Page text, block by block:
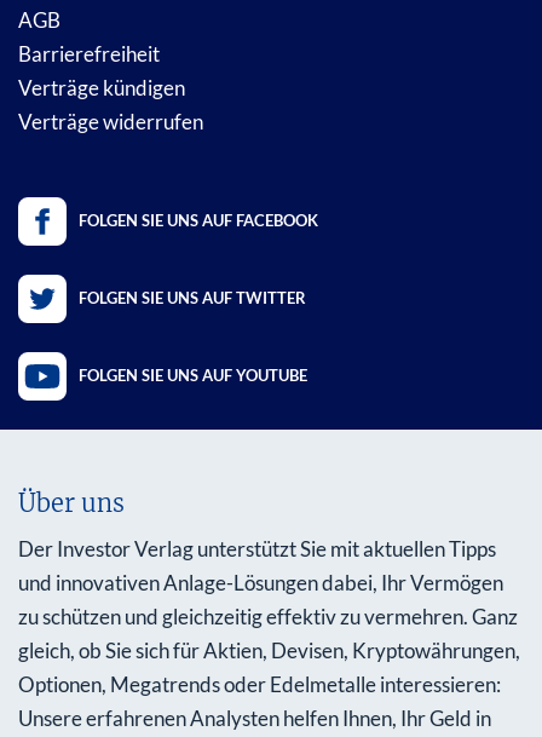
AGB
Barrierefreiheit
Verträge kündigen
Verträge widerrufen
FOLGEN SIE UNS AUF FACEBOOK
FOLGEN SIE UNS AUF TWITTER
FOLGEN SIE UNS AUF YOUTUBE
Über uns
Der Investor Verlag unterstützt Sie mit aktuellen Tipps
und innovativen Anlage-Lösungen dabei, Ihr Vermögen
zu schützen und gleichzeitig effektiv zu vermehren. Ganz
gleich, ob Sie sich für Aktien, Devisen, Kryptowährungen,
Optionen, Megatrends oder Edelmetalle interessieren:
Unsere erfahrenen Analysten helfen Ihnen, Ihr Geld in